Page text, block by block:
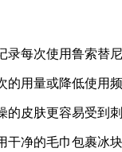
每次使用鲁索替
用量或降低使用
皮肤更容易受到
净的毛巾包裹冰块